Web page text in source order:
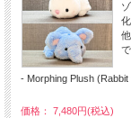
で
- Morphing Plush
価格： 7,480円(税込)